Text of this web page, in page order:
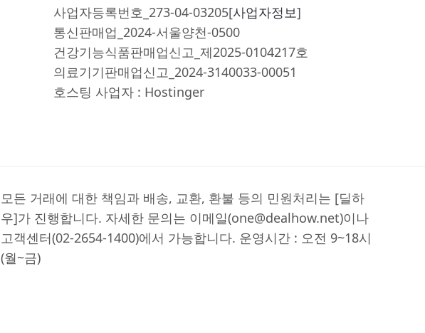
사업자등록번호_273-04-03205[사업자정보]
통신판매업_2024-서울양천-0500
건강기능식품판매업신고_제2025-0104217호
의료기기판매업신고_2024-3140033-00051
호스팅 사업자 : Hostinger
모든 거래에 대한 책임과 배송, 교환, 환불 등의 민원처리는 [딜하
우]가 진행합니다. 자세한 문의는 이메일(one@dealhow.net)이나
고객센터(02-2654-1400)에서 가능합니다. 운영시간 : 오전 9~18시
(월~금)